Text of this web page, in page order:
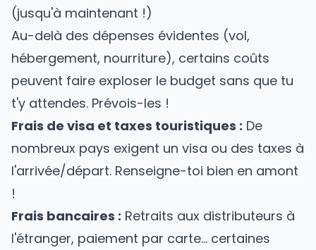
(jusqu'à maintenant !)
Au-delà des dépenses évidentes (vol,
hébergement, nourriture), certains coûts
peuvent faire exploser le budget sans que tu
t'y attendes. Prévois-les !
Frais de visa et taxes touristiques : De
nombreux pays exigent un visa ou des taxes à
l'arrivée/départ. Renseigne-toi bien en amont
!
Frais bancaires : Retraits aux distributeurs à
l'étranger, paiement par carte… certaines